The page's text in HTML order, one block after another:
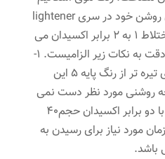
با اتکا به فرمول ویژه رنگهای روشن خود در سری lightener
دارای فرمول دارای فرمول اختلاط 1 به 2 برابر اکسیدان می
باشد. در مورد این سری ها دقت به نکات زیر الزامیست. 1-
این رنگها را نباید بر روی موی تیره تر از رنگ پایه 5 این
روشنی مورد نظر دست نمی
یابید. 2- این سری رنگ باید با دو برابر اکسیدان حجم40
مورد نیاز برای رسیدن به